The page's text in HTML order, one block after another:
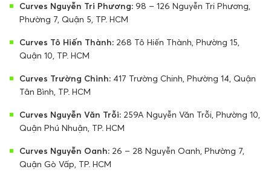
Curves Nguyễn Tri Phương: 98 – 126 Nguyễn Tri Phương,
Phường 7, Quận 5, TP. HCM
Curves Tô Hiến Thành: 268 Tô Hiến Thành, Phường 15,
Quận 10, TP. HCM
Curves Trường Chinh: 417 Trường Chinh, Phường 14, Quận
Tân Bình, TP. HCM
Curves Nguyễn Văn Trỗi: 259A Nguyễn Văn Trỗi, Phường 10,
Quận Phú Nhuận, TP. HCM
Curves Nguyễn Oanh: 26 – 28 Nguyễn Oanh, Phường 7,
Quận Gò Vấp, TP. HCM